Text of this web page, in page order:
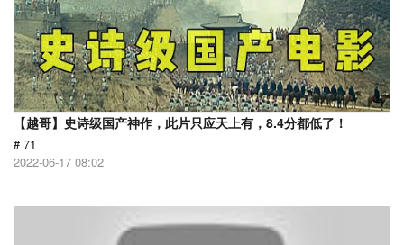
【越哥】史诗级国产神作，此片只应天上有，8.4分都低了！
# 71
2022-06-17 08:02